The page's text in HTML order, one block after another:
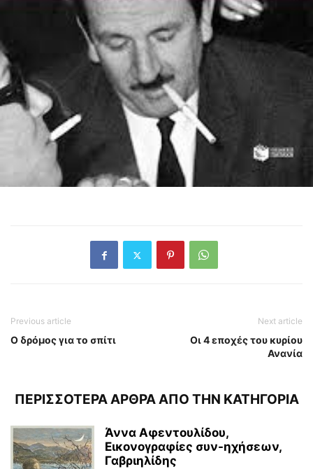
Previous article
O δρόμος για το σπίτι
Next article
Οι 4 εποχές του κυρίου
Ανανία
ΠΕΡΙΣΣΟΤΕΡΑ ΑΡΘΡΑ ΑΠΟ ΤΗΝ ΚΑΤΗΓΟΡΙΑ
Άννα Αφεντουλίδου,
Εικονογραφίες συν-ηχήσεων,
Γαβριηλίδης